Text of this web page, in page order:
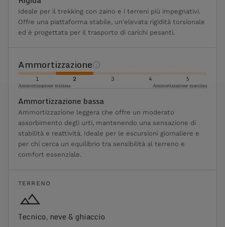
Ideale per il trekking con zaino e i terreni più impegnativi.
Offre una piattaforma stabile, un'elevata rigidità torsionale
ed è progettata per il trasporto di carichi pesanti.
Ammortizzazione
1 2 3 4 5
Ammortizzazione minima Ammortizzazione massima
Ammortizzazione bassa
Ammortizzazione leggera che offre un moderato
assorbimento degli urti, mantenendo una sensazione di
stabilità e reattività. Ideale per le escursioni giornaliere e
per chi cerca un equilibrio tra sensibilità al terreno e
comfort essenziale.
TERRENO
Tecnico, neve & ghiaccio